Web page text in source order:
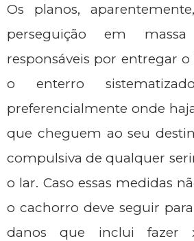
Os planos,
perseguição em
responsáveis por entregar o
o enterro
preferencialmente onde
que cheguem ao seu
compulsiva de qualquer
o lar. Caso essas medidas
o cachorro deve seguir
danos que inclui fazer